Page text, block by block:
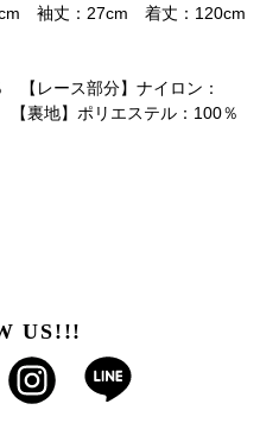
袖丈：27cm 着丈：120cm
【レース部分】ナイロン：
裏地】ポリエステル：100％
US!!!